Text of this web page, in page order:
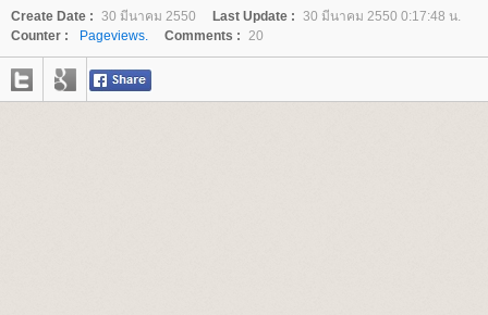
Create Date : 30 มีนาคม 2550 Last Update : 30 มีนาคม 2550 0:17:48 น.
Counter :
Pageviews. Comments : 20